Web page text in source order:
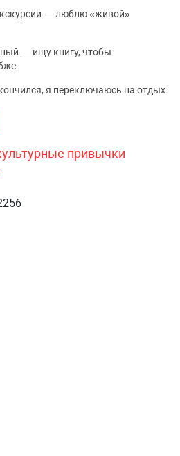
— люблю «живой»
— ищу книгу, чтобы
я переключаюсь на отдых.
привычки